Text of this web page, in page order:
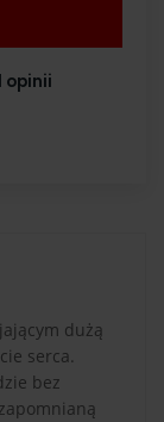
opinii
dużą
serca.
bez